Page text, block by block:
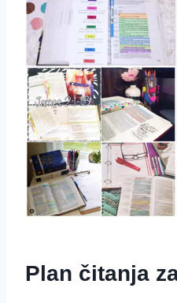
Plan čitanja